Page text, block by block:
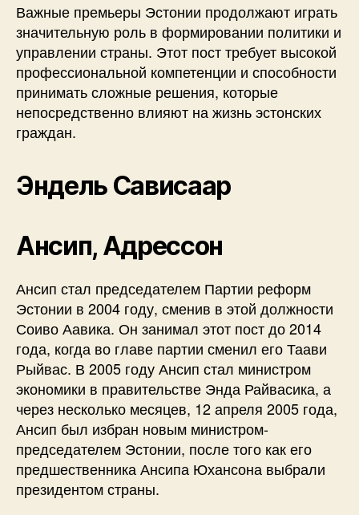
Важные премьеры Эстонии продолжают играть
значительную роль в формировании политики и
управлении страны. Этот пост требует высокой
профессиональной компетенции и способности
принимать сложные решения, которые
непосредственно влияют на жизнь эстонских
граждан.
Эндель Сависаар
Ансип, Адрессон
Ансип стал председателем Партии реформ
Эстонии в 2004 году, сменив в этой должности
Соиво Аавика. Он занимал этот пост до 2014
года, когда во главе партии сменил его Таави
Рыйвас. В 2005 году Ансип стал министром
экономики в правительстве Энда Райвасика, а
через несколько месяцев, 12 апреля 2005 года,
Ансип был избран новым министром-
председателем Эстонии, после того как его
предшественника Ансипа Юхансона выбрали
президентом страны.